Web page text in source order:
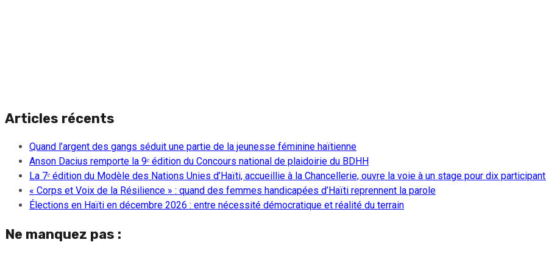
Articles récents
Quand l’argent des gangs séduit une partie de la jeunesse féminine haïtienne
Anson Dacius remporte la 9ᵉ édition du Concours national de plaidoirie du BDHH
La 7ᵉ édition du Modèle des Nations Unies d’Haïti, accueillie à la Chancellerie, ouvre la voie à un stage pour dix
« Corps et Voix de la Résilience » : quand des femmes handicapées d’Haïti reprennent la parole
Élections en Haïti en décembre 2026 : entre nécessité démocratique et réalité du terrain
Ne manquez pas :